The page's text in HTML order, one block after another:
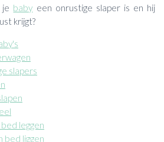
baby een onrustige slaper is en hij
krijgt?
slapers
leggen
bed liggen